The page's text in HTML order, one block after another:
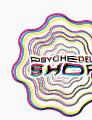
navigation
contenu